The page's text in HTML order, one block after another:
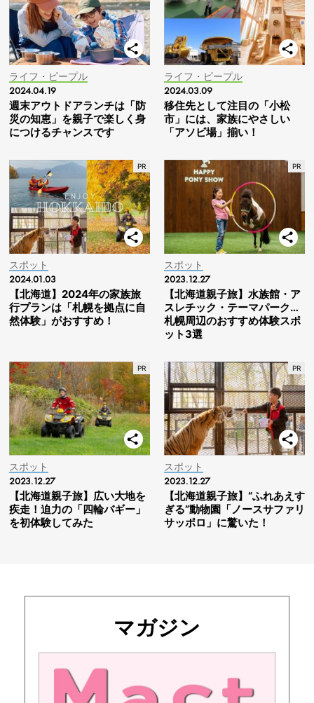
ライフ・ピープル
2024.04.19
週末アウトドアランチは「防
災の知恵」を親子で楽しく身
につけるチャンスです
ライフ・ピープル
2024.03.09
移住先として注目の「小松
市」には、家族にやさしい
「アソビ場」揃い！
スポット
2024.01.03
【北海道】2024年の家族旅
行プランは「札幌を拠点に自
然体験」がおすすめ！
スポット
2023.12.27
【北海道親子旅】水族館・ア
スレチック・テーマパーク…
札幌周辺のおすすめ体験スポ
ット3選
スポット
2023.12.27
【北海道親子旅】広い大地を
疾走！迫力の「四輪バギー」
を初体験してみた
スポット
2023.12.27
【北海道親子旅】“ふれあえす
ぎる”動物園「ノースサファリ
サッポロ」に驚いた！
マガジン